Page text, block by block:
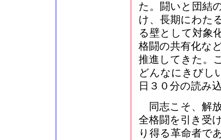
た。闘いと団結
け、長期にわた
る壁として対象
格闘の共有化な
推進してきた。
どんなにきびし
日３０分の読み
同志こそ、解
全格闘を引き受
り得る革命者で